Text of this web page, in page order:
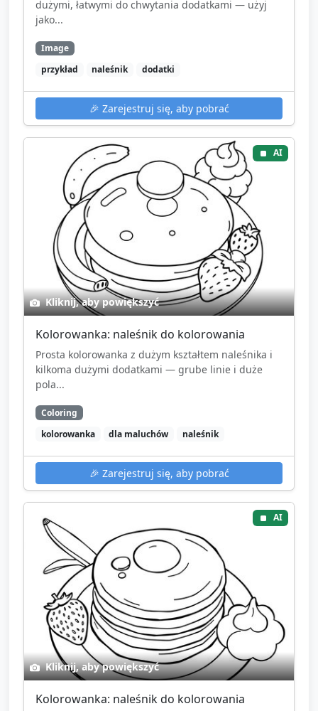
dużymi, łatwymi do chwytania dodatkami — użyj
jako...
Image
przykład
naleśnik dodatki
🎉 Zarejestruj się, aby pobrać
AI
Kliknij, aby powiększyć
Kolorowanka: naleśnik do kolorowania
Prosta kolorowanka z dużym kształtem naleśnika i
kilkoma dużymi dodatkami — grube linie i duże
pola...
Coloring
kolorowanka
dla maluchów naleśnik
🎉 Zarejestruj się, aby pobrać
AI
Kliknij, aby powiększyć
Kolorowanka: naleśnik do kolorowania